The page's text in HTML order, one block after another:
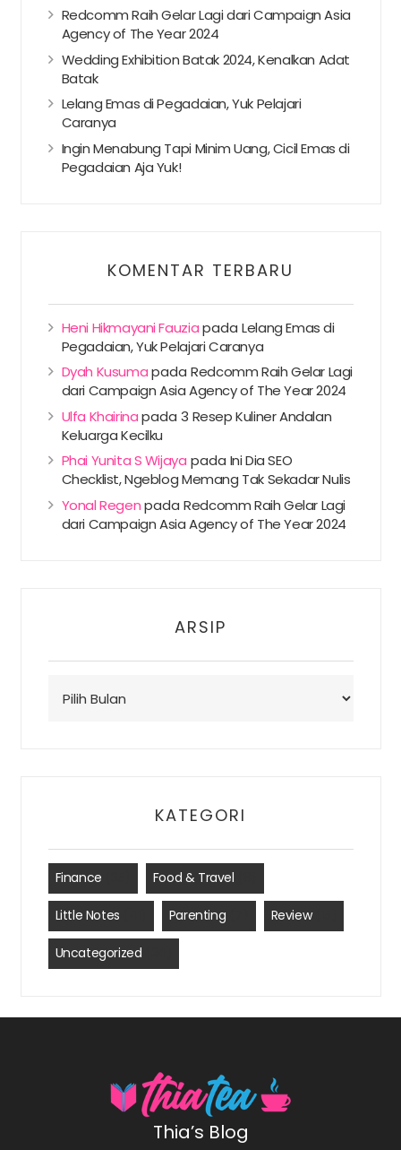
Redcomm Raih Gelar Lagi dari Campaign Asia
Agency of The Year 2024
Wedding Exhibition Batak 2024, Kenalkan Adat
Batak
Lelang Emas di Pegadaian, Yuk Pelajari
Caranya
Ingin Menabung Tapi Minim Uang, Cicil Emas di
Pegadaian Aja Yuk!
KOMENTAR TERBARU
Heni Hikmayani FauziapadaLelang Emas di
Pegadaian, Yuk Pelajari Caranya
Dyah KusumapadaRedcomm Raih Gelar Lagi
dari Campaign Asia Agency of The Year 2024
Ulfa Khairinapada3 Resep Kuliner Andalan
Keluarga Kecilku
Phai Yunita S Wijaya pada Ini Dia SEO
Checklist, Ngeblog Memang Tak Sekadar Nulis
Yonal RegenpadaRedcomm Raih Gelar Lagi
dari Campaign Asia Agency of The Year 2024
ARSIP
KATEGORI
Finance Food & Travel
Little Notes Parenting Review(15)
Uncategorized
Thia’s Blog